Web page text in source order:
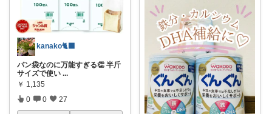
kanako🐈‍⬛
パン袋なのに万能すぎる👏 半斤
サイズで使い ...
￥ 1,135
0 0 27